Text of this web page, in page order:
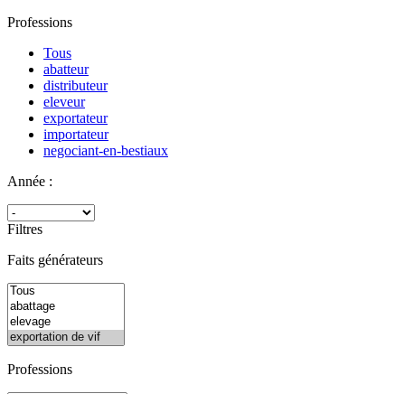
Professions
Tous
abatteur
distributeur
eleveur
exportateur
importateur
negociant-en-bestiaux
Année :
Filtres
Faits générateurs
Professions